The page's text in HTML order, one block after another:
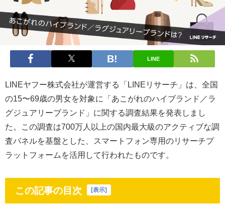
LINE
LINEヤフー株式会社が運営する「LINEリサーチ」は、全国
の15〜69歳の男女を対象に「あこがれのハイブランド／ラ
グジュアリーブランド」に関する調査結果を発表しまし
た。この調査は700万人以上の国内最大級のアクティブな調
査パネルを基盤とした、スマートフォン専用のリサーチプ
ラットフォームを活用して行われたものです。
この記事の目次 表示